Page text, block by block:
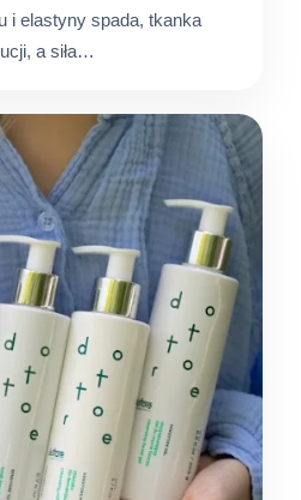
i elastyny spada, tkanka
a siła…